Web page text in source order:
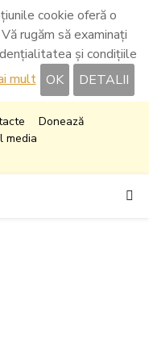
cookie oferă o
rugăm să examinați
și condițiile
mult OK DETALII
Donează
media